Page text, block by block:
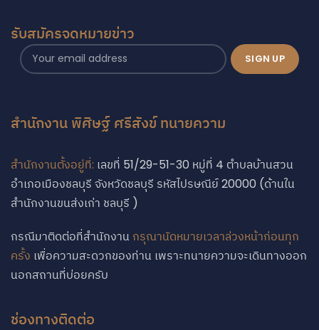
รับสมัครจดหมายข่าว
สำนักงาน พิศิษฐ์ ศรีสังข์ ทนายความ
สำนักงานตั้งอยู่ที่: เลขที่ 51/29-51-30 หมู่ที่ 4 ตำบลบ้านสวน
อำเภอเมืองชลบุรี จังหวัดชลบุรี รหัสไปรษณีย์ 20000 (ด้านใน
สำนักงานขนส่งเก่า ชลบุรี )
กรณีมาติดต่อที่สำนักงาน กรุณานัดหมายเวลาล่วงหน้าก่อนทุก
ครั้ง เพื่อความสะดวกของท่าน เพราะทนายความจะเดินทางออก
นอกสถานที่บ่อยครับ
ช่องทางติดต่อ